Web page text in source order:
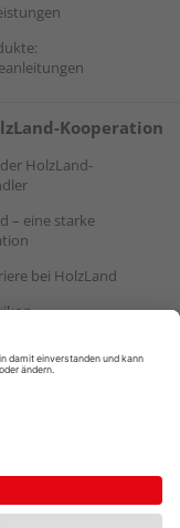
Kooperation
HolzLand-
– eine starke
bei HolzLand
Nutzungsbedingungen
Vertrag widerrufen